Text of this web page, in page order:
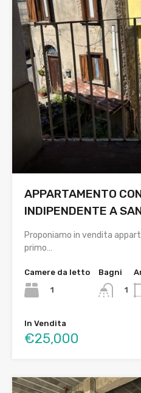
APPARTAMENTO
INDIPENDENTE A
Proponiamo in vendita
primo…
Camere da letto
1
Bagni
1
In Vendita
€25,000